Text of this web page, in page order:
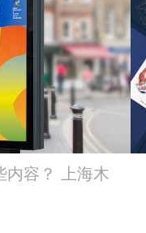
内容？ 上海木